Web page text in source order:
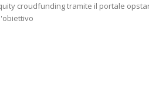
croudfunding tramite il portale